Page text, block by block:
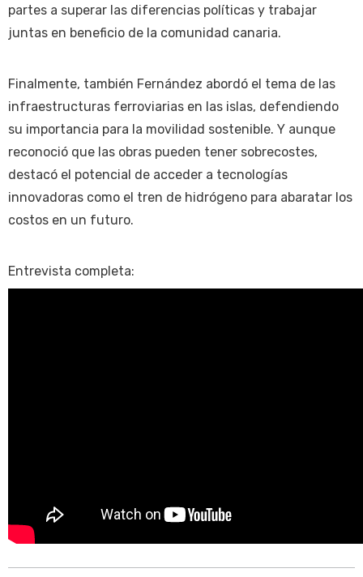
partes a superar las diferencias políticas y trabajar
juntas en beneficio de la comunidad canaria.
Finalmente, también Fernández abordó el tema de las
infraestructuras ferroviarias en las islas, defendiendo
su importancia para la movilidad sostenible. Y aunque
reconoció que las obras pueden tener sobrecostes,
destacó el potencial de acceder a tecnologías
innovadoras como el tren de hidrógeno para abaratar los
costos en un futuro.
Entrevista completa: